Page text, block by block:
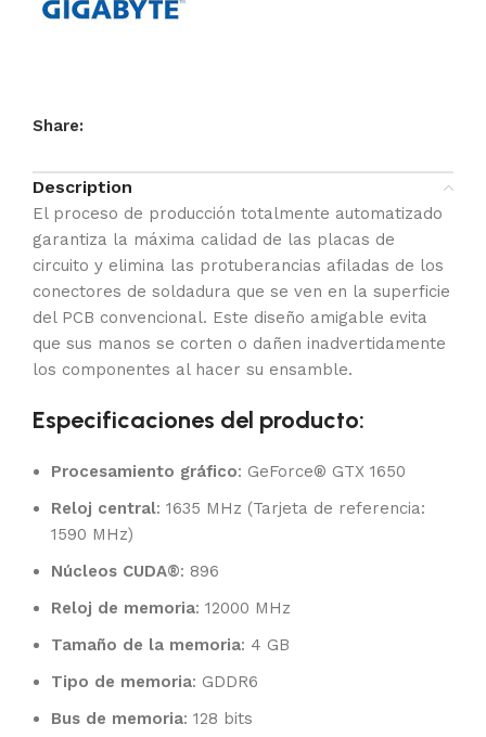
Share:
Description
El proceso de producción totalmente automatizado
garantiza la máxima calidad de las placas de
circuito y elimina las protuberancias afiladas de los
conectores de soldadura que se ven en la superficie
del PCB convencional. Este diseño amigable evita
que sus manos se corten o dañen inadvertidamente
los componentes al hacer su ensamble.
Especificaciones del producto:
Procesamiento gráfico: GeForce® GTX 1650
Reloj central: 1635 MHz (Tarjeta de referencia:
1590 MHz)
Núcleos CUDA®: 896
Reloj de memoria: 12000 MHz
Tamaño de la memoria: 4 GB
Tipo de memoria: GDDR6
Bus de memoria: 128 bits